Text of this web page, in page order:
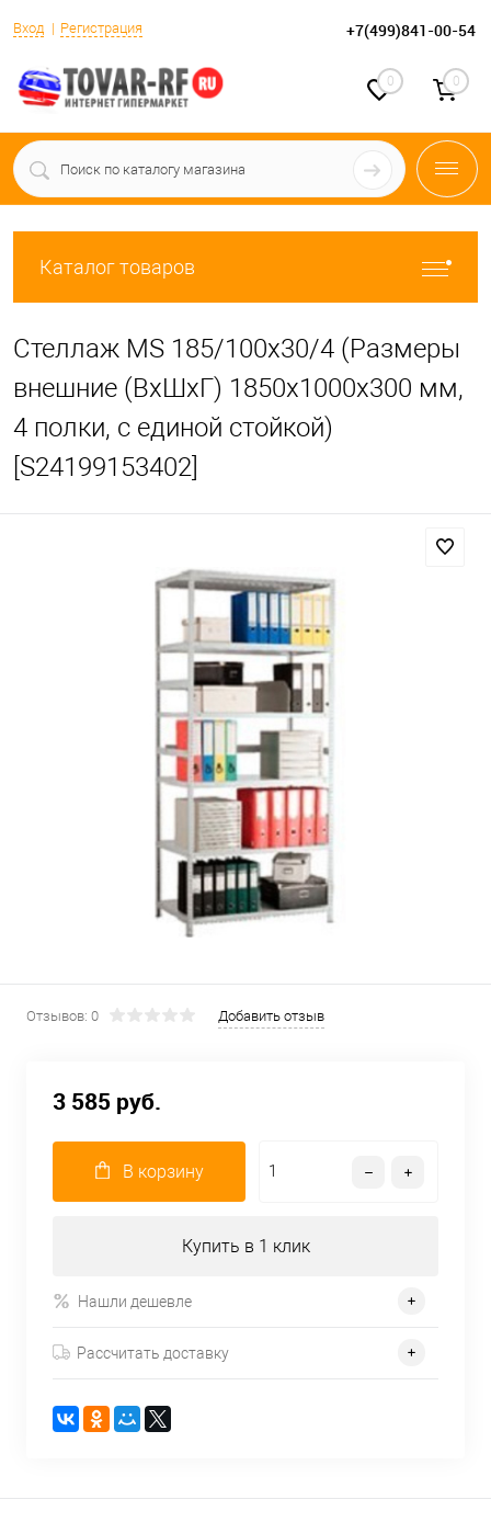
Вход Регистрация +7(499)841-00-54
0 0
Каталог товаров
Стеллаж MS 185/100х30/4 (Размеры
внешние (ВхШхГ) 1850х1000х300 мм,
4 полки, с единой стойкой)
[S24199153402]
Отзывов: 0 Добавить отзыв
3 585 руб.
В корзину
Купить в 1 клик
Нашли дешевле
Рассчитать доставку